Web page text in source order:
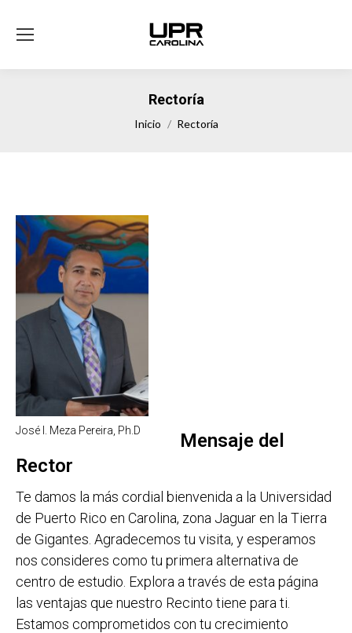
Rectoría
Estás aquí:
Inicio Rectoría
José I. Meza Pereira, Ph.D
Mensaje del
Rector
Te damos la más cordial bienvenida a la Universidad
de Puerto Rico en Carolina, zona Jaguar en la Tierra
de Gigantes. Agradecemos tu visita, y esperamos
nos consideres como tu primera alternativa de
centro de estudio. Explora a través de esta página
las ventajas que nuestro Recinto tiene para ti.
Estamos comprometidos con tu crecimiento